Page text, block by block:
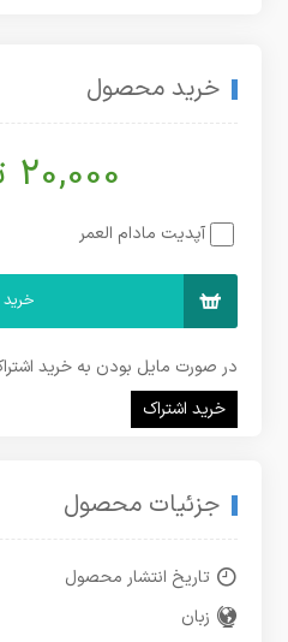
خرید محصول
20,000 تومان
آپدیت مادام العمر
خرید
در صورت مایل بودن به خرید
خرید اشتراک
جزئیات محصول
تاریخ انتشار محصول
زبان